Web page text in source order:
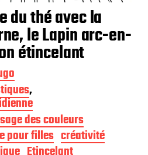
du thé avec la
le Lapin arc-en-
étincelant
,
des couleurs
pour filles créativité